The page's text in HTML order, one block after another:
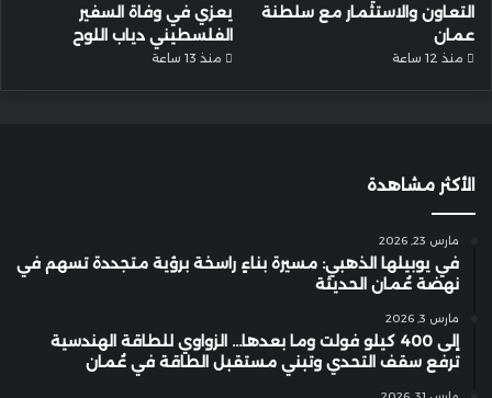
التعاون والاستثمار مع سلطنة
عمان
منذ 12 ساعة
يعزي في وفاة السفير
الفلسطيني دياب اللوح
منذ 13 ساعة
الأكثر مشاهدة
مارس 23, 2026
في يوبيلها الذهبي: مسيرة بناءٍ راسخة برؤية متجددة تسهم في
نهضة عُمان الحديثة
مارس 3, 2026
إلى 400 كيلو فولت وما بعدها… الزواوي للطاقة الهندسية
ترفع سقف التحدي وتبني مستقبل الطاقة في عُمان